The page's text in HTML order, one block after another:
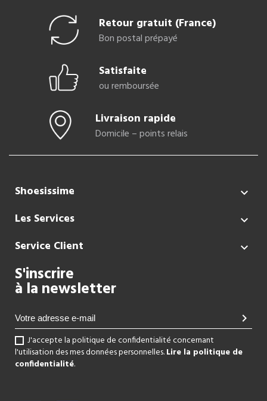
Retour gratuit (France)
Bon postal prépayé
Satisfaite
ou remboursée
Livraison rapide
Domicile – points relais
Shoesissime 
Les Services 
Service Client 
S'inscrire
à la newsletter
chevron_right
J'accepte la politique de confidentialité concernant
l'utilisation des mes données personnelles.Lire la politique de
confidentialité.